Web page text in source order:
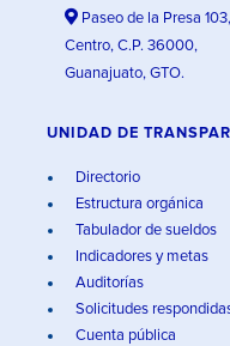
Paseo de la Presa 103,
Centro, C.P. 36000,
Guanajuato, GTO.
UNIDAD DE
Directorio
Estructura orgánica
Tabulador de sueldos
Indicadores y metas
Auditorías
Solicitudes
Cuenta pública